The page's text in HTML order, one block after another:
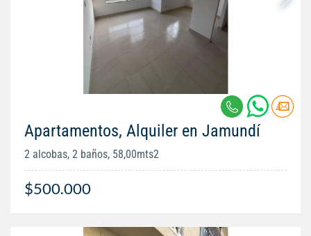
Apartamentos, Alquiler en Jamundí
2 alcobas, 2 baños, 58,00mts2
$500.000